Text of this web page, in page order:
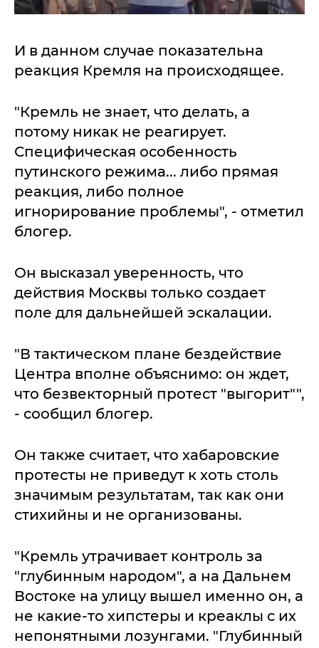
И в данном случае показательна
реакция Кремля на происходящее.
"Кремль не знает, что делать, а
потому никак не реагирует.
Специфическая особенность
путинского режима... либо прямая
реакция, либо полное
игнорирование проблемы", - отметил
блогер.
Он высказал уверенность, что
действия Москвы только создает
поле для дальнейшей эскалации.
"В тактическом плане бездействие
Центра вполне объяснимо: он ждет,
что безвекторный протест "выгорит"",
- сообщил блогер.
Он также считает, что хабаровские
протесты не приведут к хоть столь
значимым результатам, так как они
стихийны и не организованы.
"Кремль утрачивает контроль за
"глубинным народом", а на Дальнем
Востоке на улицу вышел именно он, а
не какие-то хипстеры и креаклы с их
непонятными лозунгами. "Глубинный